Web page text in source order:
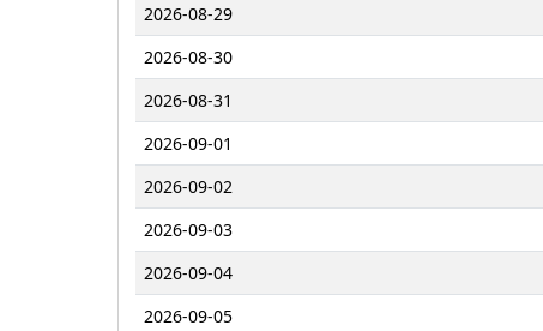
2026-08-29
2026-08-30
2026-08-31
2026-09-01
2026-09-02
2026-09-03
2026-09-04
2026-09-05